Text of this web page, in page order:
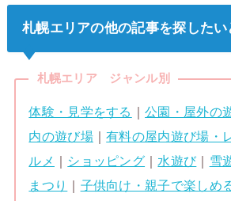
札幌エリアの他の記事を探したい
札幌エリア ジャンル別
体験・見学をする ｜公園・屋外の
内の遊び場｜有料の屋内遊び場・
ルメ ｜ ショッピング ｜ 水遊び｜ 雪
まつり
｜ 子供向け・親子で楽しめ